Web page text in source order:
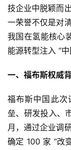
技企业中脱颖而
一荣誉不仅是对
我国在氢能核心
能源转型注入 “中
一、福布斯权威
福布斯中国此次
垒、研发投入、
月，通过企业调
确定 100 家 “改